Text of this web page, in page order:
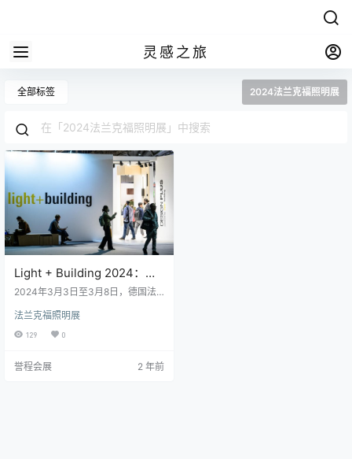
灵感之旅
全部标签 2024法兰克福照明展
Light + Building 2024：照
明和建筑技术的未来
2024年3月3日至3月8日，德国法
照明和建筑服务技术领域的国际盛
会——Light + Building的主场。这
令人兴奋的建筑技术和创新。 展会
法兰克福照明展
129 0
誉程会展 2 年前